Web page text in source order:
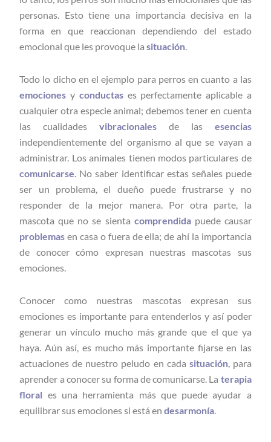
personas. Esto tiene una importancia decisiva en la
forma en que reaccionan dependiendo del estado
emocional que les provoque lasituación
Todo lo dicho en el ejemplo para perros en cuanto a las
emociones y conductas es perfectamente aplicable a
cualquier otra especie animal; debemos tener en cuenta
las cualidadesvibracionales de las esencias
independientemente del organismo al que se vayan a
administrar. Los animales tienen modos particulares de
comunicarse . No saber identificar estas señales puede
ser un problema, el dueño puede frustrarse y no
responder de la mejor manera. Por otra parte, la
mascota que no se sienta comprendida puede causar
problemasen casa o fuera de ella; de ahí la importancia
de conocer cómo expresan nuestras mascotas sus
emociones.
Conocer como nuestras mascotas expresan sus
emociones es importante para entenderlos y así poder
generar un vínculo mucho más grande que el que ya
haya. Aún así, es mucho más importante fijarse en las
actuaciones de nuestro peludo en cada situación, para
aprender a conocer su forma de comunicarse. La terapia
floral es una herramienta más que puede ayudar a
equilibrar sus emociones si está endesarmonía